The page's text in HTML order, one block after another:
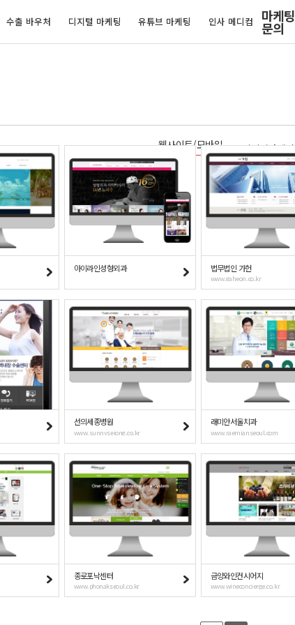
수출 바우처 디지털 마케팅 유튜브 마케팅 인사 메디컴 문의
웹사이트/모바일 디지털마케팅
아이라인성형외과 법무법인 가헌
www.gaheon.co.kr
선의세종병원
www.sunnysejong.co.kr
래미안서울치과
www.raemianseoul.com
종로포낙센터
www.phonakseoul.co.kr
금양와인컨시어지
www.wineconcierge.co.kr